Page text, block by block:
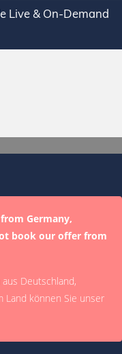
Live & On-Demand
Germany,
book our offer from
Deutschland,
Land können Sie unser